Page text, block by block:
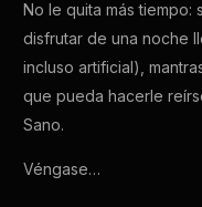
No le quita más tiempo:
disfrutar de una noche
incluso artificial),
que pueda hacerle
Sano.
Véngase…